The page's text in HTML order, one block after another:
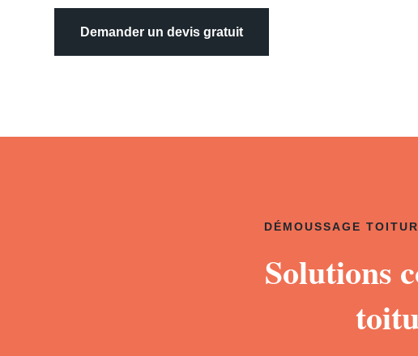
Demander un devis gratuit
DÉMOUSSAGE
Solutions